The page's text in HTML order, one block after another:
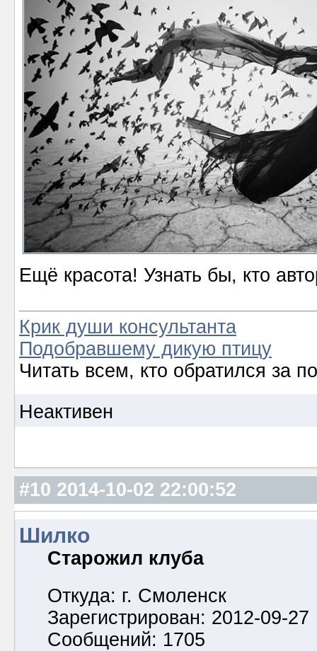
Ещё красота! Узнать бы, кто
Крик души консультанта
Подобравшему дикую птицу
Читать всем, кто обратился за
Неактивен
#10 2014-10-02 22:00:52
Шилко
Старожил клуба
Откуда: г. Смоленск
Зарегистрирован: 2012-09-27
Сообщений: 1705